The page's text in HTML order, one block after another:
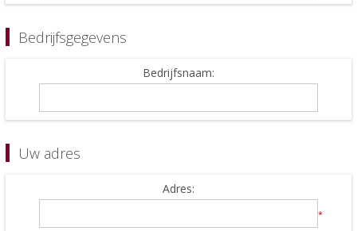
Bedrijfsgegevens
Bedrijfsnaam:
Uw adres
Adres:
*